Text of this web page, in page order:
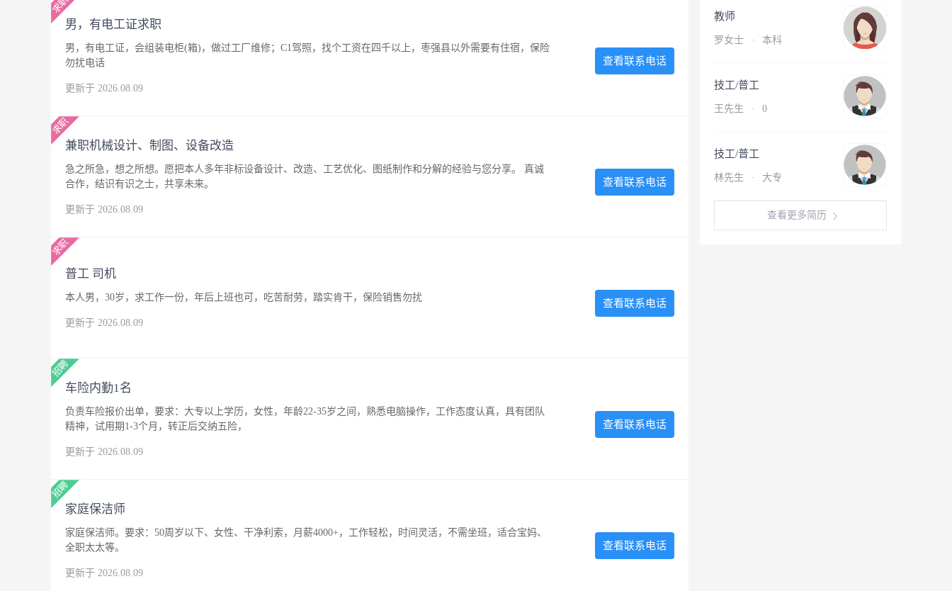
教师
罗女士 · 本科
技工/普工
王先生 · 0
技工/普工
林先生 · 大专
查看更多简历
男，有电工证求职
男，有电工证，会组装电柜(箱)，做过工厂维修；C1驾照，找个工资在四千以上，枣强县以外需要有住宿，保险
勿扰电话
更新于 2026.08.09
查看联系电话
兼职机械设计、制图、设备改造
急之所急，想之所想。愿把本人多年非标设备设计、改造、工艺优化、图纸制作和分解的经验与您分享。 真诚
合作，结识有识之士，共享未来。
更新于 2026.08.09
查看联系电话
普工 司机
本人男，30岁，求工作一份，年后上班也可，吃苦耐劳，踏实肯干，保险销售勿扰
更新于 2026.08.09
查看联系电话
车险内勤1名
负责车险报价出单，要求：大专以上学历，女性，年龄22-35岁之间，熟悉电脑操作，工作态度认真，具有团队
精神，试用期1-3个月，转正后交纳五险，
更新于 2026.08.09
查看联系电话
家庭保洁师
家庭保洁师。要求：50周岁以下、女性、干净利索，月薪4000+，工作轻松，时间灵活，不需坐班，适合宝妈、
全职太太等。
更新于 2026.08.09
查看联系电话